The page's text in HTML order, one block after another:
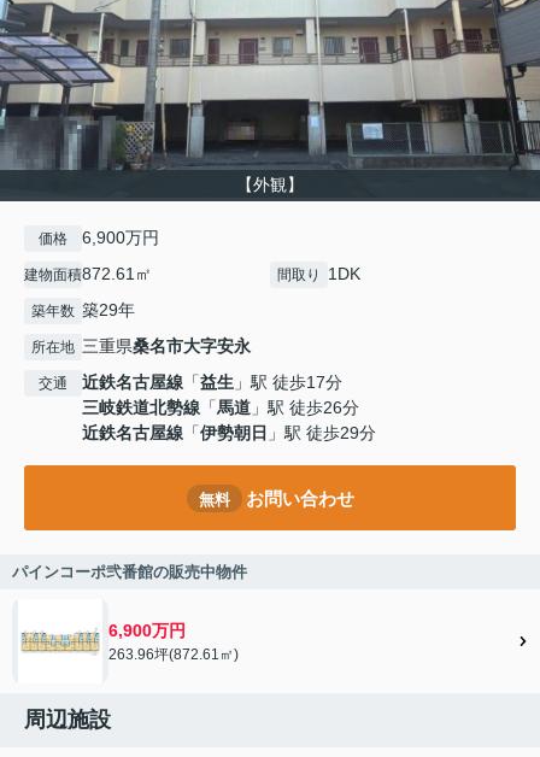
【外観】
価格 6,900万円
建物面積872.61㎡ 間取り 1DK
築年数 築29年
所在地 三重県桑名市大字安永
交通 近鉄名古屋線 「益生 」駅 徒歩17分
三岐鉄道北勢線 「馬道 」駅 徒歩26分
近鉄名古屋線 「伊勢朝日 」駅 徒歩29分
無料 お問い合わせ
パインコーポ弐番館の販売中物件
6,900万円
263.96坪(872.61㎡)
周辺施設